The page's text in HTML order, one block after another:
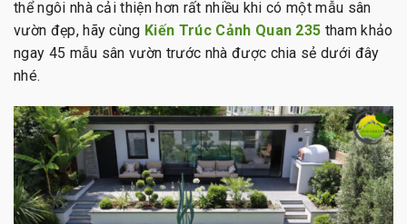
thể ngôi nhà cải thiện hơn rất nhiều khi có một mẫu sân
vườn đẹp, hãy cùng Kiến Trúc Cảnh Quan 235 tham khảo
ngay 45 mẫu sân vườn trước nhà được chia sẻ dưới đây
nhé.